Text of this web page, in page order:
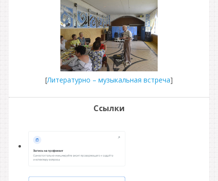
[Литературно – музыкальная встреча]
Ссылки